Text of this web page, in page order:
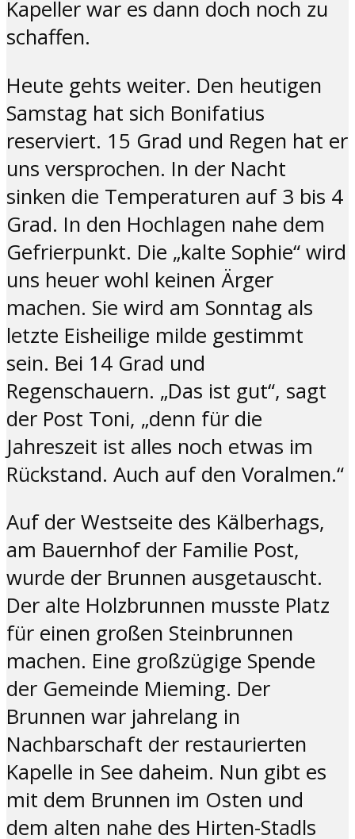
Kapeller war es dann doch noch zu
schaffen.
Heute gehts weiter. Den heutigen
Samstag hat sich Bonifatius
reserviert. 15 Grad und Regen hat er
uns versprochen. In der Nacht
sinken die Temperaturen auf 3 bis 4
Grad. In den Hochlagen nahe dem
Gefrierpunkt. Die „kalte Sophie“ wird
uns heuer wohl keinen Ärger
machen. Sie wird am Sonntag als
letzte Eisheilige milde gestimmt
sein. Bei 14 Grad und
Regenschauern. „Das ist gut“, sagt
der Post Toni, „denn für die
Jahreszeit ist alles noch etwas im
Rückstand. Auch auf den Voralmen.“
Auf der Westseite des Kälberhags,
am Bauernhof der Familie Post,
wurde der Brunnen ausgetauscht.
Der alte Holzbrunnen musste Platz
für einen großen Steinbrunnen
machen. Eine großzügige Spende
der Gemeinde Mieming. Der
Brunnen war jahrelang in
Nachbarschaft der restaurierten
Kapelle in See daheim. Nun gibt es
mit dem Brunnen im Osten und
dem alten nahe des Hirten-Stadls